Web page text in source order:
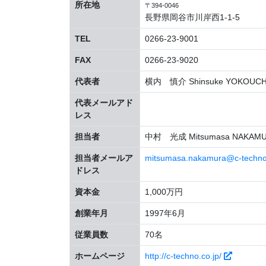
所在地 〒394-0046
長野県岡谷市川岸西1-1-5
TEL 0266-23-9001
FAX 0266-23-9020
代表者 横内 慎介 Shinsuke
代表メールアド
レス
担当者 中村 光成 Mitsumasa
担当者メールア
ドレス
mitsumasa.nakamura@c-
資本金 1,000万円
創業年月 1997年6月
従業員数 70名
ホームページ http://c-techno.co.jp/